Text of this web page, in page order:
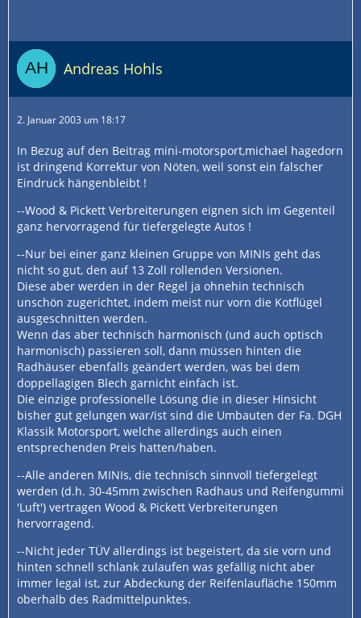
Andreas Hohls
2. Januar 2003 um 18:17
In Bezug auf den Beitrag mini-motorsport,michael hagedorn
ist dringend Korrektur von Nöten, weil sonst ein falscher
Eindruck hängenbleibt !
--Wood & Pickett Verbreiterungen eignen sich im Gegenteil
ganz hervorragend für tiefergelegte Autos !
--Nur bei einer ganz kleinen Gruppe von MINIs geht das
nicht so gut, den auf 13 Zoll rollenden Versionen.
Diese aber werden in der Regel ja ohnehin technisch
unschön zugerichtet, indem meist nur vorn die Kotflügel
ausgeschnitten werden.
Wenn das aber technisch harmonisch (und auch optisch
harmonisch) passieren soll, dann müssen hinten die
Radhäuser ebenfalls geändert werden, was bei dem
doppellagigen Blech garnicht einfach ist.
Die einzige professionelle Lösung die in dieser Hinsicht
bisher gut gelungen war/ist sind die Umbauten der Fa. DGH
Klassik Motorsport, welche allerdings auch einen
entsprechenden Preis hatten/haben.
--Alle anderen MINIs, die technisch sinnvoll tiefergelegt
werden (d.h. 30-45mm zwischen Radhaus und Reifengummi
'Luft') vertragen Wood & Pickett Verbreiterungen
hervorragend.
--Nicht jeder TÜV allerdings ist begeistert, da sie vorn und
hinten schnell schlank zulaufen was gefällig nicht aber
immer legal ist, zur Abdeckung der Reifenlaufläche 150mm
oberhalb des Radmittelpunktes.